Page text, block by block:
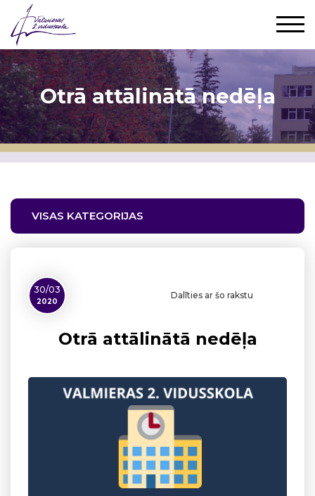
Otrā attālinātā nedēļa
VISAS KATEGORIJAS
30/03
2020
Dalīties ar šo rakstu
Otrā attālinātā nedēļa